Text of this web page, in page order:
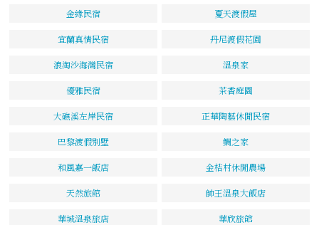
金緣民宿 夏天渡假屋
宜蘭真情民宿 丹尼渡假花園
浪淘沙海灣民宿 溫泉家
優雅民宿 茶香庭園
大礁溪左岸民宿 正華陶藝休閒民宿
巴黎渡假別墅 鯛之家
和風嘉一飯店 金桔村休閒農場
天然旅館 帥王溫泉大飯店
華城溫泉旅店 華欣旅館